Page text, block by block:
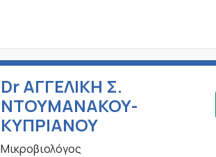
Dr ΑΓΓΕΛΙΚΗ Σ.
ΝΤΟΥΜΑΝΑΚΟΥ-
ΚΥΠΡΙΑΝΟΥ
Μικροβιολόγος